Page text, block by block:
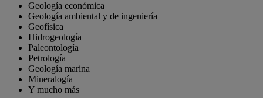
Geología económica
Geología ambiental y de ingeniería
Geofísica
Hidrogeología
Paleontología
Petrología
Geología marina
Mineralogía
Y mucho más